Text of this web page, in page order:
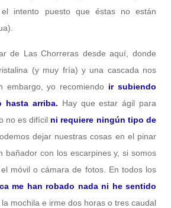
intento puesto que éstas no están
de Las Chorreras desde aquí, donde
(y muy fría) y una cascada nos
embargo, yo recomiendo ir subiendo
hasta arriba. Hay que estar ágil para
no es difícil ni requiere ningún tipo de
dejar nuestras cosas en el pinar
bañador con los escarpines y, si somos
móvil o cámara de fotos. En todos los
me han robado nada ni he sentido
mochila e irme dos horas o tres caudal